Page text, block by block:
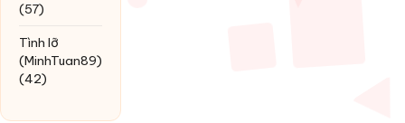
(57)
Tình lỡ
(MinhTuan89)
(42)